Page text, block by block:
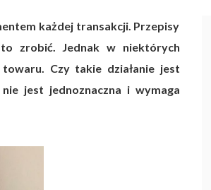
każdej transakcji. Przepisy
zrobić. Jednak w niektórych
Czy takie działanie jest
jest jednoznaczna i wymaga